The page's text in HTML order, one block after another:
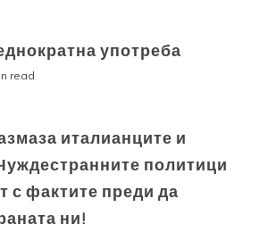
употреба
read
италианците и
политици
с фактите преди да
ни!